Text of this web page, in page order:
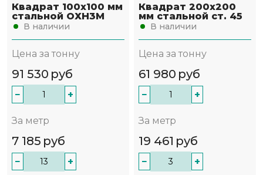
Квадрат 100х100 мм
стальной ОХН3М
В наличии
Цена за тонну
91 530 руб
− +
За метр
7 185 руб
− +
Квадрат 200х200
мм стальной ст. 45
В наличии
Цена за тонну
61 980 руб
− +
За метр
19 461 руб
− +